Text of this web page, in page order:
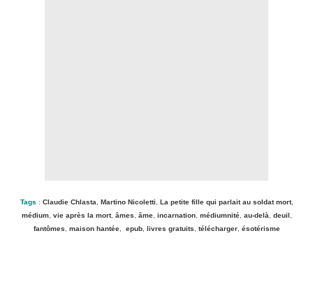
Tags : Claudie Chlasta Martino Nicoletti La petite fille qui parlait au soldat mort,
médium, vie après la mort, âmes âme, incarnation, médiumnité, au-delà deuil
fantômes
maison hantée, epub, livres gratuits télécharger, ésotérisme